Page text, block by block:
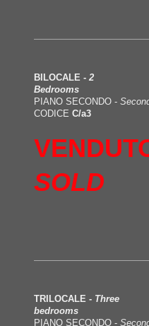
BILOCALE - 2
Bedrooms
PIANO SECONDO -
CODICE C/a3
SOLD
TRILOCALE - Three
bedrooms
PIANO SECONDO -